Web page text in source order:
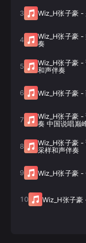
3 Wiz_H张子豪-
4 Wiz_H张子豪-
奏
5 Wiz_H张子豪-
和声伴奏
6 Wiz_H张子豪-
7 Wiz_H张子豪-
奏 中国说唱巅
8 Wiz_H张子豪-
采样和声伴奏
9 Wiz_H张子豪-
10 Wiz_H张子豪